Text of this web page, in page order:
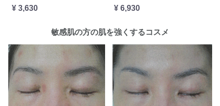
¥ 3,630 ¥ 6,930
敏感肌の方の肌を強くするコスメ